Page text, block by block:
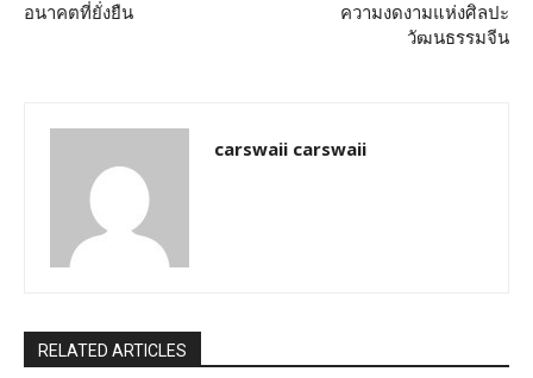
อนาคตที่ยั่งยืน
ความงดงามแห่งศิลปะ
วัฒนธรรมจีน
carswaii carswaii
RELATED ARTICLES